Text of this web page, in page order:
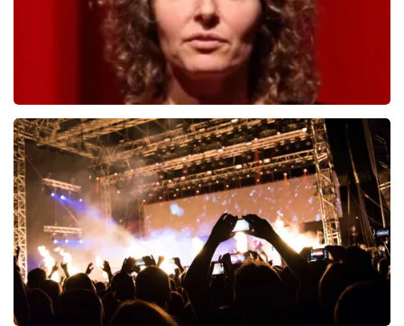
Esther van der Voort
546laatste 30 minuten
BESTEL NU